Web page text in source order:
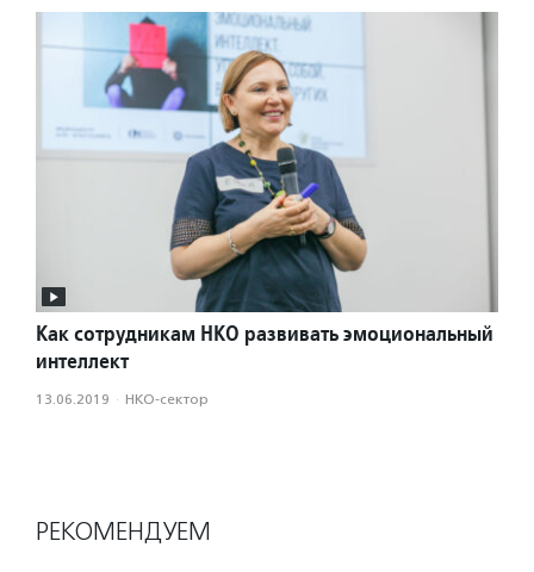
Как сотрудникам НКО развивать эмоциональный
интеллект
13.06.2019 · НКО-сектор
РЕКОМЕНДУЕМ